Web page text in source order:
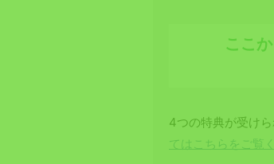
ここ
4つの特典が受け
てはこちらをご覧